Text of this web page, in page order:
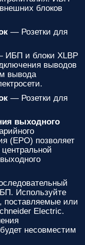
блоков
— Розетки для
и блоки XLBP
выводов
вывода
— Розетки для
выходного
(EPO) позволяет
Используйте
поставляемые или
Electric.
несовместим